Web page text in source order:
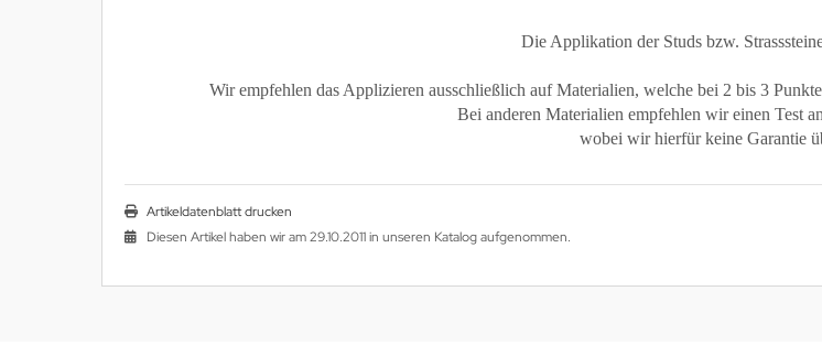
Die Applikation der Studs bzw.
Wir empfehlen das Applizieren ausschließlich auf Materialien, welche bei 2 bis 3
Bei anderen Materialien empfehlen wir einen Test
wobei wir hierfür keine Garantie
Artikeldatenblatt drucken
Diesen Artikel haben wir am 29.10.2011 in unseren Katalog aufgenommen.